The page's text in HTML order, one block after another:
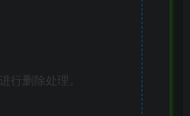
进行删除处理。